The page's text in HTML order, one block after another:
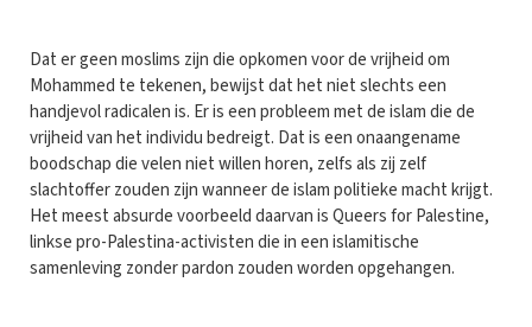
Dat er geen moslims zijn die opkomen voor de vrijheid om
Mohammed te tekenen, bewijst dat het niet slechts een
handjevol radicalen is. Er is een probleem met de islam die de
vrijheid van het individu bedreigt. Dat is een onaangename
boodschap die velen niet willen horen, zelfs als zij zelf
slachtoffer zouden zijn wanneer de islam politieke macht krijgt.
Het meest absurde voorbeeld daarvan is Queers for Palestine,
linkse pro-Palestina-activisten die in een islamitische
samenleving zonder pardon zouden worden opgehangen.